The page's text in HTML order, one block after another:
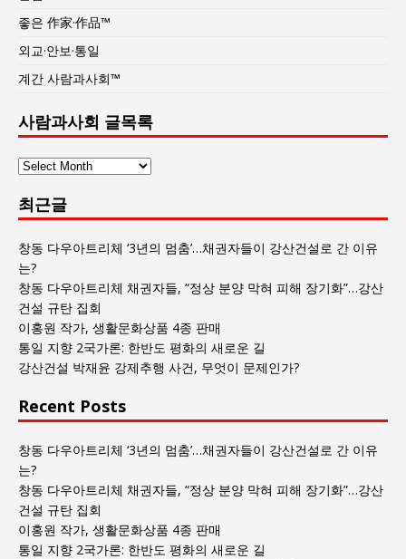
좋은 作家·作品™
외교·안보·통일
계간 사람과사회™
사람과사회 글목록
사
과
사
회
글
목
록
최근글
창동 다우아트리체 ‘3년의 멈춤’…채권자들이 강산건설로 간 이유
는?
창동 다우아트리체 채권자들, “정상 분양 막혀 피해 장기화”…강산
건설 규탄 집회
이홍원 작가, 생활문화상품 4종 판매
통일 지향 2국가론: 한반도 평화의 새로운 길
강산건설 박재윤 강제추행 사건, 무엇이 문제인가?
Recent Posts
창동 다우아트리체 ‘3년의 멈춤’…채권자들이 강산건설로 간 이유
는?
창동 다우아트리체 채권자들, “정상 분양 막혀 피해 장기화”…강산
건설 규탄 집회
이홍원 작가, 생활문화상품 4종 판매
통일 지향 2국가론: 한반도 평화의 새로운 길